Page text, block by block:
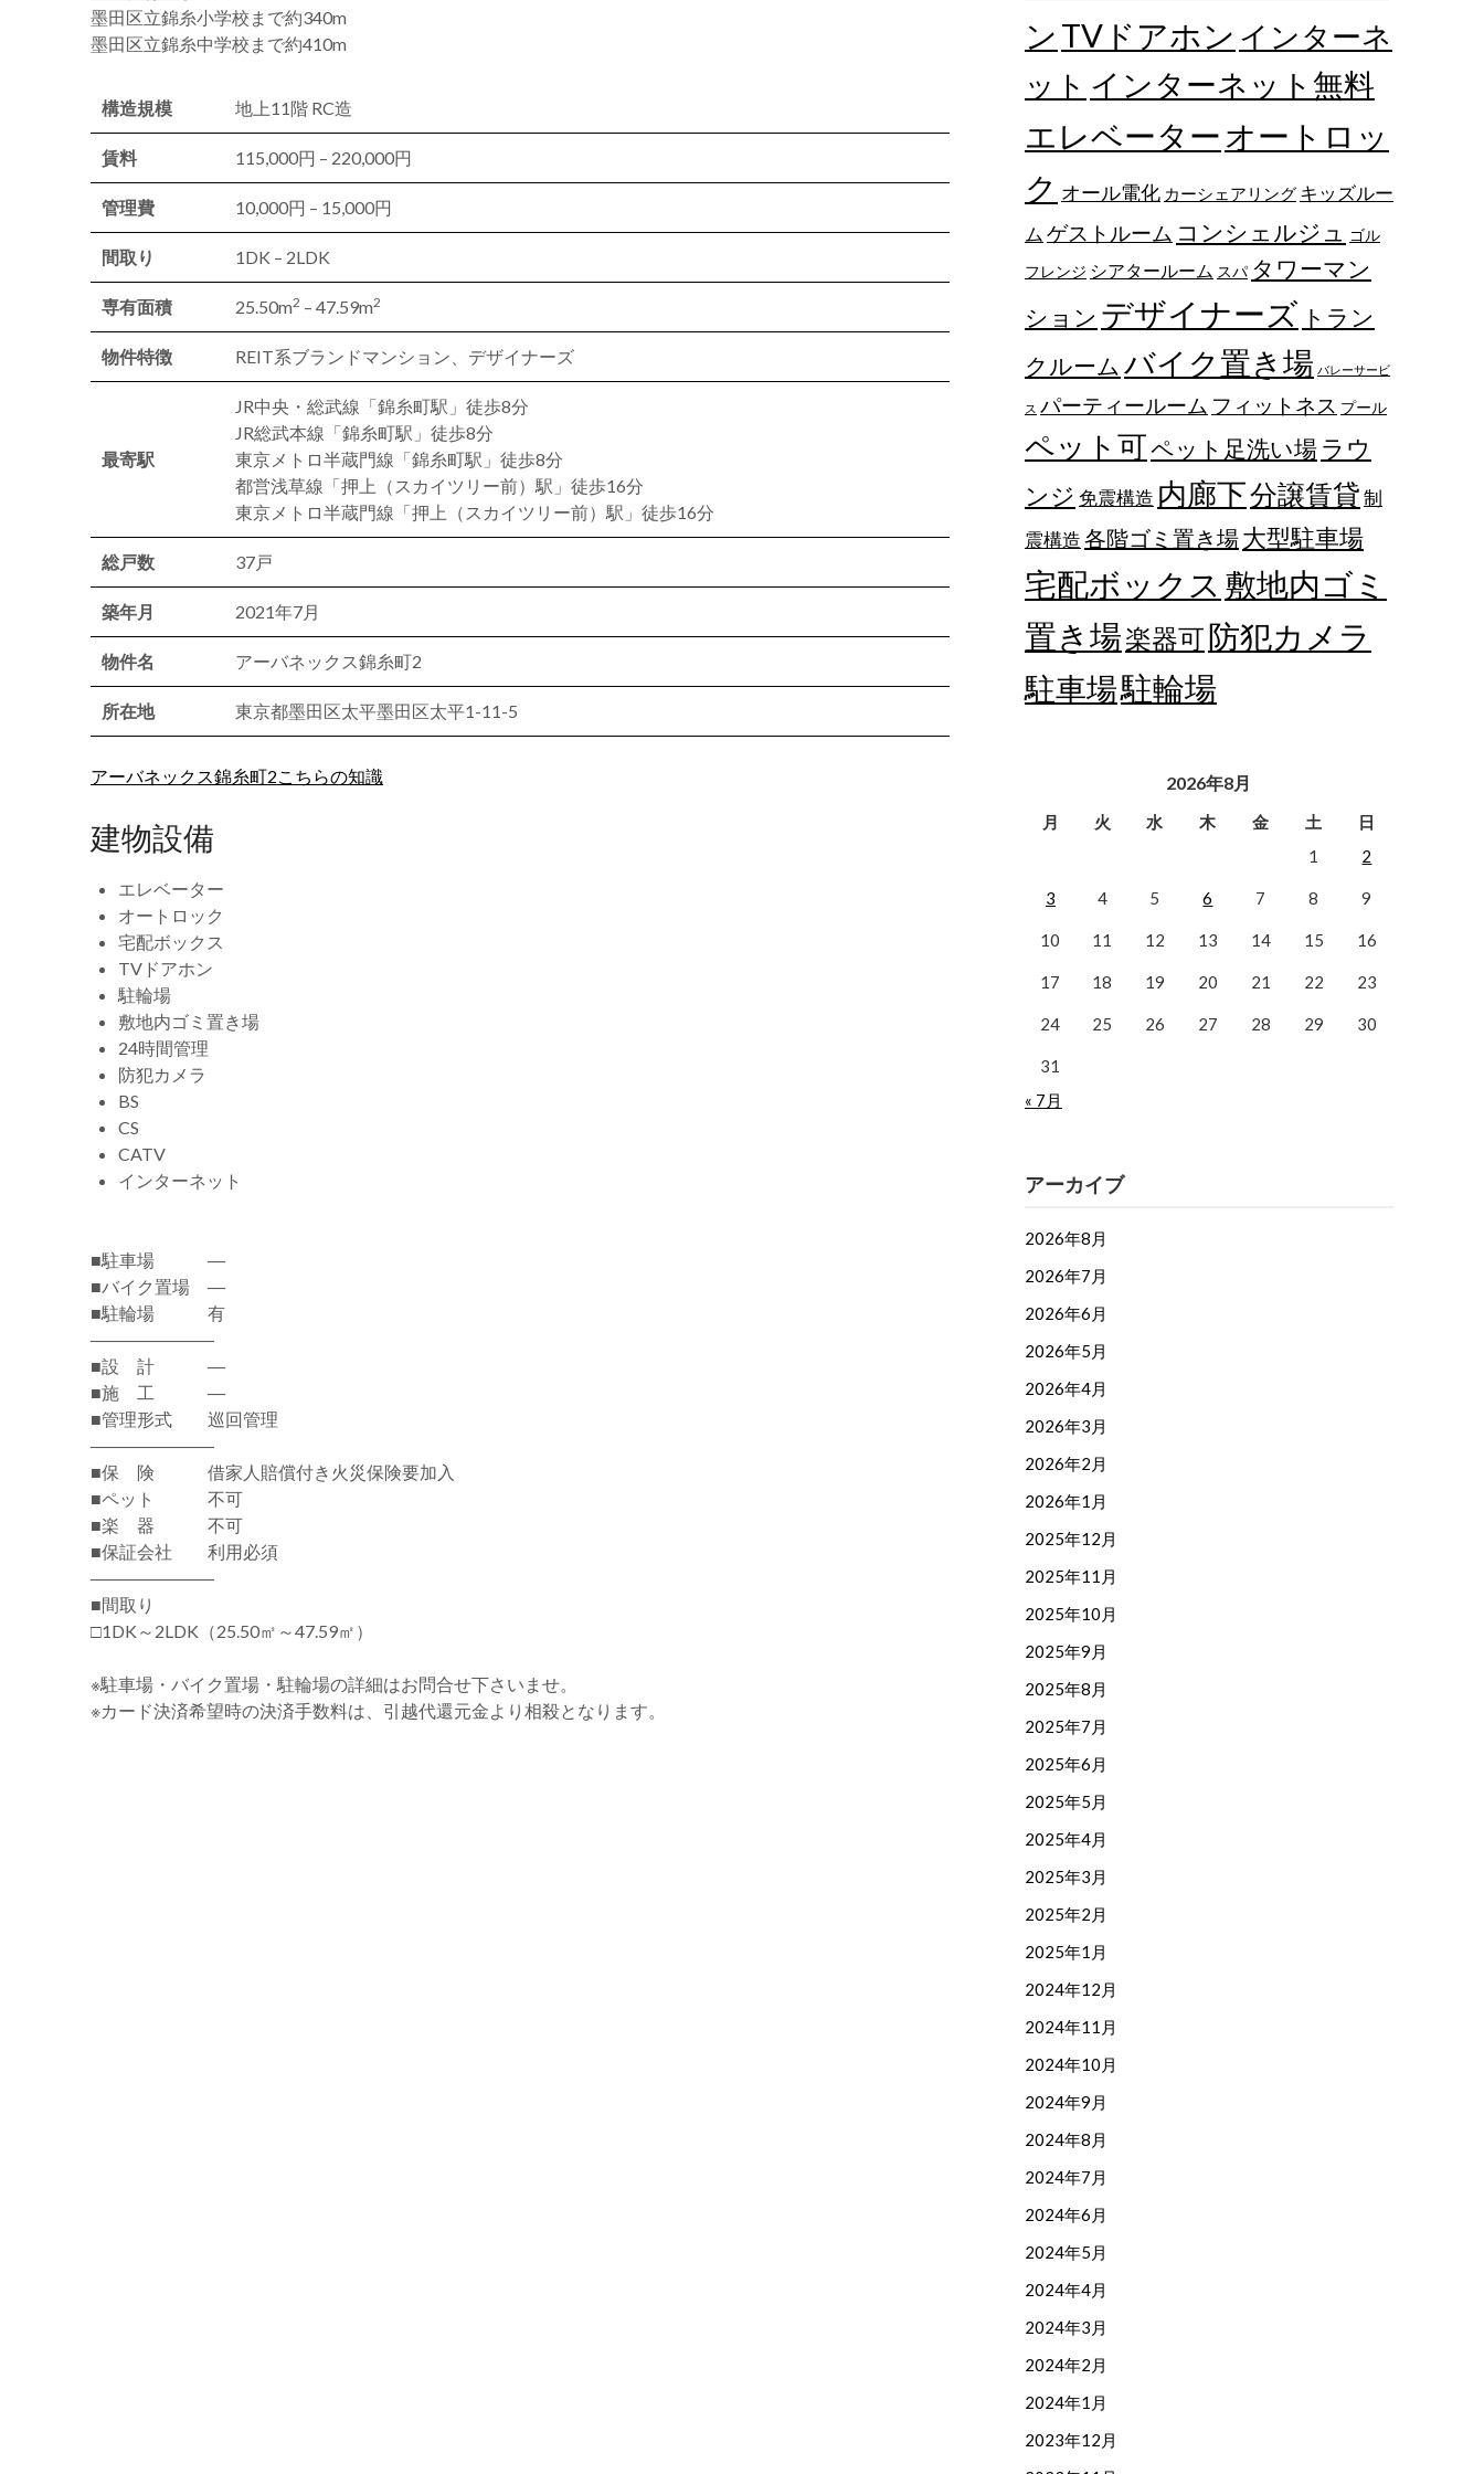
墨田区立錦糸小学校まで約340m
墨田区立錦糸中学校まで約410m
構造規模 地上11階 RC造
賃料 115,000円 – 220,000円
管理費 10,000円 – 15,000円
間取り 1DK – 2LDK
専有面積 25.50m2 – 47.59m2
物件特徴 REIT系ブランドマンション、デザイナーズ
最寄駅
JR中央・総武線「錦糸町駅」徒歩8分
JR総武本線「錦糸町駅」徒歩8分
東京メトロ半蔵門線「錦糸町駅」徒歩8分
都営浅草線「押上（スカイツリー前）駅」徒歩16分
東京メトロ半蔵門線「押上（スカイツリー前）駅」徒歩16分
総戸数 37戸
築年月 2021年7月
物件名 アーバネックス錦糸町2
所在地 東京都墨田区太平墨田区太平1-11-5
アーバネックス錦糸町2こちらの知識
建物設備
エレベーター
オートロック
宅配ボックス
TVドアホン
駐輪場
敷地内ゴミ置き場
24時間管理
防犯カメラ
BS
CS
CATV
インターネット
■駐車場 ―
■バイク置場 ―
■駐輪場 有
―――――――
■設 計 ―
■施 工 ―
■管理形式 巡回管理
―――――――
■保 険 借家人賠償付き火災保険要加入
■ペット 不可
■楽 器 不可
■保証会社 利用必須
―――――――
■間取り
□1DK～2LDK（25.50㎡～47.59㎡）
※駐車場・バイク置場・駐輪場の詳細はお問合せ下さいませ。
※カード決済希望時の決済手数料は、引越代還元金より相殺となります。
ン TVドアホン インターネ
ット インターネット無料
エレベーター オートロッ
ク オール電化 カーシェアリング キッズルー
ム ゲストルーム コンシェルジュ
ゴル
フレンジ シアタールーム スパ タワーマン
ション デザイナーズ トラン
クルーム バイク置き場 バレーサービ
ス パーティールーム フィットネス プール
ペット可ペット足洗い場 ラウ
ンジ 免震構造 内廊下分譲賃貸制
震構造各階ゴミ置き場大型駐車場
宅配ボックス 敷地内ゴミ
置き場楽器可防犯カメラ
駐車場駐輪場
2026年8月
月 火 水 木 金 土
日
1
2
3 4 5 6 7 8 9
10 11 12 13 14 15 16
17 18 19 20 21 22 23
24 25 26 27 28 29 30
31
« 7月
アーカイブ
2026年8月
2026年7月
2026年6月
2026年5月
2026年4月
2026年3月
2026年2月
2026年1月
2025年12月
2025年11月
2025年10月
2025年9月
2025年8月
2025年7月
2025年6月
2025年5月
2025年4月
2025年3月
2025年2月
2025年1月
2024年12月
2024年11月
2024年10月
2024年9月
2024年8月
2024年7月
2024年6月
2024年5月
2024年4月
2024年3月
2024年2月
2024年1月
2023年12月